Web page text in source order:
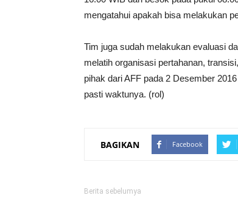
mengatahui apakah bisa melakukan
Tim juga sudah melakukan evaluasi
melatih organisasi pertahanan,
pihak dari AFF pada 2 Desember
pasti waktunya. (rol)
BAGIKAN Facebook
Berita sebelumya